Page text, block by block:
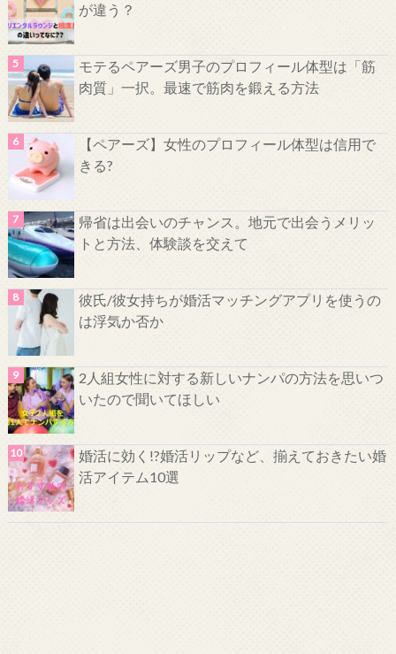
が違う？
モテるペアーズ男子のプロフィール体型は「筋
肉質」一択。最速で筋肉を鍛える方法
【ペアーズ】女性のプロフィール体型は信用で
きる?
帰省は出会いのチャンス。地元で出会うメリッ
トと方法、体験談を交えて
彼氏/彼女持ちが婚活マッチングアプリを使うの
は浮気か否か
2人組女性に対する新しいナンパの方法を思いつ
いたので聞いてほしい
婚活に効く!?婚活リップなど、揃えておきたい婚
活アイテム10選